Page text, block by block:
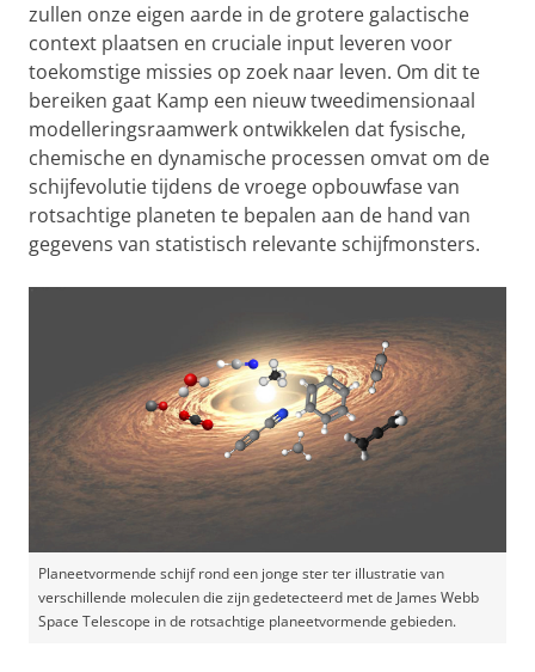
zullen onze eigen aarde in de grotere galactische
context plaatsen en cruciale input leveren voor
toekomstige missies op zoek naar leven. Om dit te
bereiken gaat Kamp een nieuw tweedimensionaal
modelleringsraamwerk ontwikkelen dat fysische,
chemische en dynamische processen omvat om de
schijfevolutie tijdens de vroege opbouwfase van
rotsachtige planeten te bepalen aan de hand van
gegevens van statistisch relevante schijfmonsters.
Planeetvormende schijf rond een jonge ster ter illustratie van
verschillende moleculen die zijn gedetecteerd met de James Webb
Space Telescope in de rotsachtige planeetvormende gebieden.